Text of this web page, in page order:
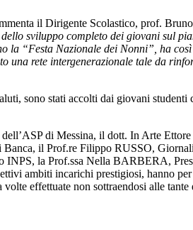
il Dirigente Scolastico, prof.
sviluppo completo dei giovani sul
“Festa Nazionale dei Nonni”, ha
rete intergenerazionale tale da
sono stati accolti dai giovani studenti
di Messina, il dott. In Arte
il Prof.re Filippo RUSSO,
la Prof.ssa Nella BARBERA,
ambiti incarichi prestigiosi, hanno
effettuate non sottraendosi alle tante